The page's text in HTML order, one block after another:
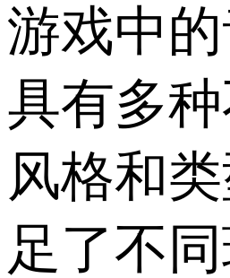
游戏中
具有多
风格和
足了不